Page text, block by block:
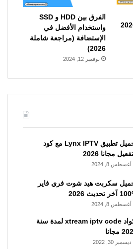
الفرق بين HDD و SSD
واستخدام الأفضل في
الإستضافة (مراجعة شاملة
2026)
نوفمبر 12, 2024
تحميل تطبيق Lynx IPTV مع كود
مجانا 2026
أغسطس 8, 2024
سكربت هيد شوت فري فاير
أغسطس 8, 2024
اكواد xtream iptv code لمدة سنة
مجانا
ديسمبر 30, 2022